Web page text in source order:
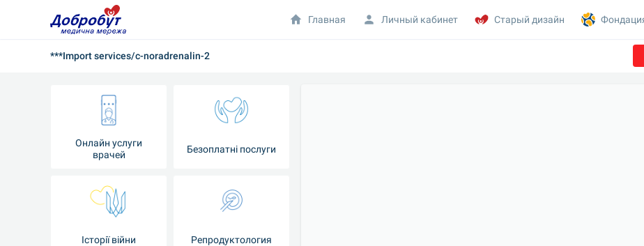
***Import services/c-noradrenalin-2
Онлайн услуги
врачей
Безоплатні послуги
Iсторії війни Репродуктология
Главная Личный кабинет Старый дизайн